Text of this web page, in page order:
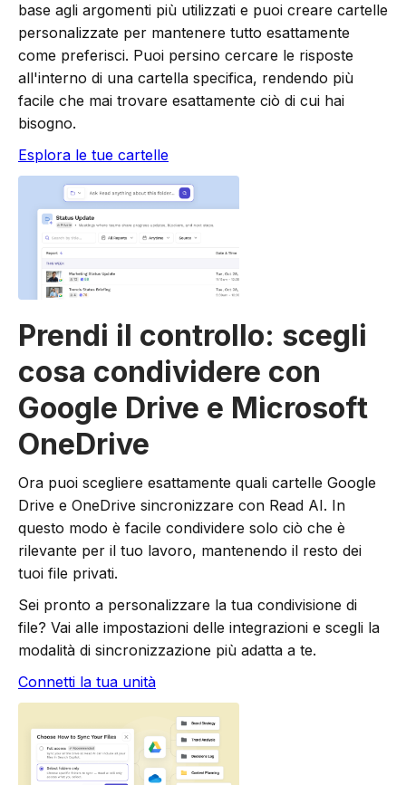
base agli argomenti più utilizzati e puoi creare cartelle
personalizzate per mantenere tutto esattamente
come preferisci. Puoi persino cercare le risposte
all'interno di una cartella specifica, rendendo più
facile che mai trovare esattamente ciò di cui hai
bisogno.
Esplora le tue cartelle
Prendi il controllo: scegli
cosa condividere con
Google Drive e Microsoft
OneDrive
Ora puoi scegliere esattamente quali cartelle Google
Drive e OneDrive sincronizzare con Read AI. In
questo modo è facile condividere solo ciò che è
rilevante per il tuo lavoro, mantenendo il resto dei
tuoi file privati.
Sei pronto a personalizzare la tua condivisione di
file? Vai alle impostazioni delle integrazioni e scegli la
modalità di sincronizzazione più adatta a te.
Connetti la tua unità